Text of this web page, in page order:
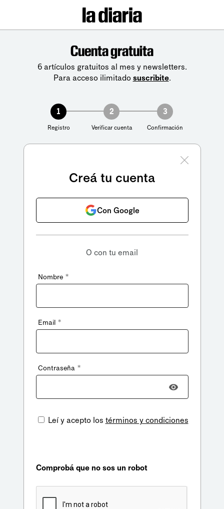
Cuenta gratuita
6 artículos gratuitos al mes y newsletters.
Para acceso ilimitado suscribite.
1
Registro
2
Verificar cuenta
3
Confirmación
Creá tu cuenta
Con Google
O con tu email
Nombre *
Email *
Contraseña *
Leí y acepto los términos y condiciones
Comprobá que no sos un robot